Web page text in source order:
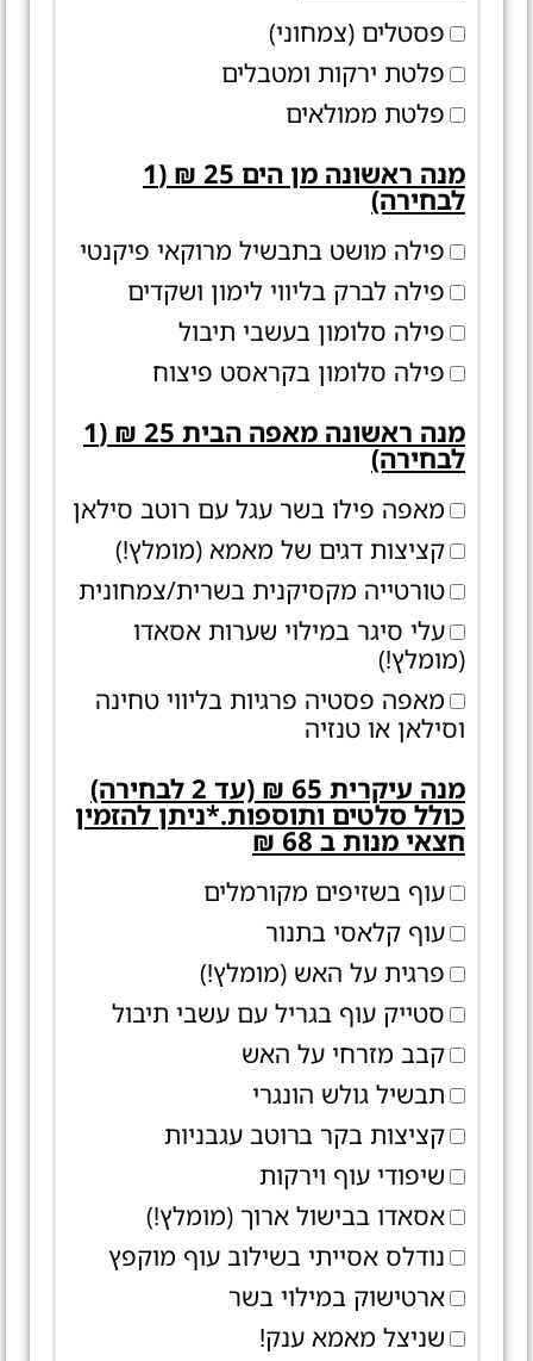
פסטלים (צמחוני)
פלטת ירקות ומטבלים
פלטת ממולאים
מנה ראשונה מן הים 25 ₪ (1
לבחירה)
פילה מושט בתבשיל מרוקאי פיקנטי
פילה לברק בליווי לימון ושקדים
פילה סלומון בעשבי תיבול
פילה סלומון בקראסט פיצוח
מנה ראשונה מאפה הבית 25 ₪ (1
לבחירה)
מאפה פילו בשר עגל עם רוטב סילאן
קציצות דגים של מאמא (מומלץ!)
טורטייה מקסיקנית בשרית/צמחונית
עלי סיגר במילוי שערות אסאדו
(מומלץ!)
מאפה פסטיה פרגיות בליווי טחינה
וסילאן או טנזיה
מנה עיקרית 65 ₪ (עד 2 לבחירה)
כולל סלטים ותוספות.*ניתן להזמין
חצאי מנות ב 68 ₪
עוף בשזיפים מקורמלים
עוף קלאסי בתנור
פרגית על האש (מומלץ!)
סטייק עוף בגריל עם עשבי תיבול
קבב מזרחי על האש
תבשיל גולש הונגרי
קציצות בקר ברוטב עגבניות
שיפודי עוף וירקות
אסאדו בבישול ארוך (מומלץ!)
נודלס אסייתי בשילוב עוף מוקפץ
ארטישוק במילוי בשר
שניצל מאמא ענק!